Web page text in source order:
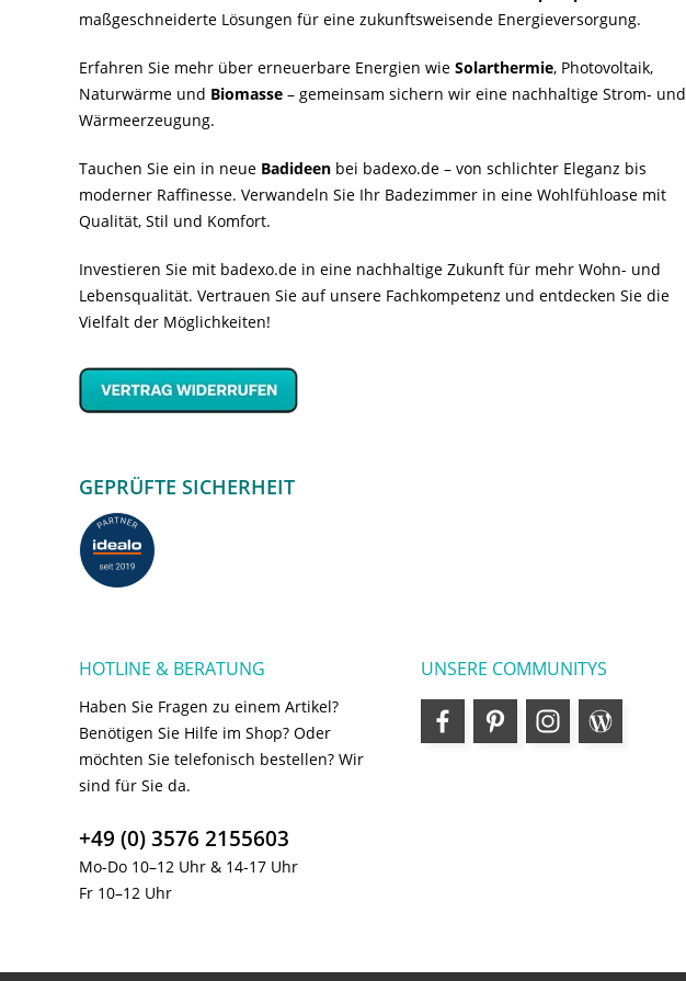
maßgeschneiderte Lösungen für eine zukunftsweisende Energieversorgung.
Erfahren Sie mehr über erneuerbare Energien wie Solarthermie, Photovoltaik,
Naturwärme und Biomasse – gemeinsam sichern wir eine nachhaltige Strom- und
Wärmeerzeugung.
Tauchen Sie ein in neue Badideen bei badexo.de – von schlichter Eleganz bis
moderner Raffinesse. Verwandeln Sie Ihr Badezimmer in eine Wohlfühloase mit
Qualität, Stil und Komfort.
Investieren Sie mit badexo.de in eine nachhaltige Zukunft für mehr Wohn- und
Lebensqualität. Vertrauen Sie auf unsere Fachkompetenz und entdecken Sie die
Vielfalt der Möglichkeiten!
GEPRÜFTE SICHERHEIT
HOTLINE & BERATUNG
Haben Sie Fragen zu einem Artikel?
Benötigen Sie Hilfe im Shop? Oder
möchten Sie telefonisch bestellen? Wir
sind für Sie da.
+49 (0) 3576 2155603
Mo-Do 10–12 Uhr & 14-17 Uhr
Fr 10–12 Uhr
UNSERE COMMUNITYS